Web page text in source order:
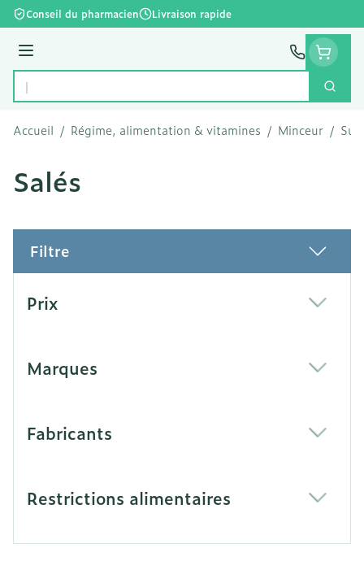
Aller au contenu
Conseil du pharmacien Livraison rapide
Menu
Rechercher
Accueil / Régime, alimentation & vitamines / Minceur /
Salés
Filtre
Prix
Marques
Fabricants
Restrictions alimentaires